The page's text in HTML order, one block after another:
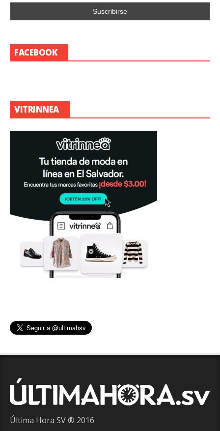
FACEBOOK
VITRINNEA
Última Hora SV ® 2016